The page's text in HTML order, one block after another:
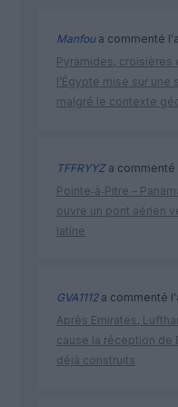
Manfoua commenté
Pyramides, croisières
l’Égypte mise sur une
malgré le contexte
TFFRYYZa commenté
Pointe‑à‑Pitre –
ouvre un pont aérien
latine
GVA1112a commenté
Après Emirates,
cause la réception de
déjà construits